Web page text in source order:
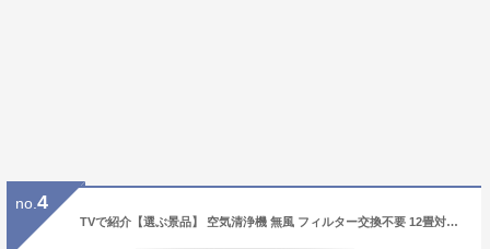
no. 4
TVで紹介【選ぶ景品】 空気清浄機 無風 フィルター交換不要 12畳対応 UV紫外線空気清浄機 オゾン空気清浄機 光触媒 マイナスイオン UV除菌空気清浄機 オゾン空気清浄器 オゾン発生器 PM2.5 花粉 UV除菌空気清浄機 エアー オゾン発生器 脱臭器 除菌空気清浄機 脱臭機